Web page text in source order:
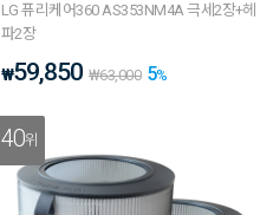
LG 퓨리케어360 AS353NM4A 극세2장+헤
파2장
₩59,850 ₩63,000 5%
40위